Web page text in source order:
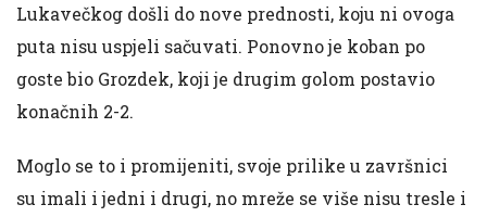
Lukavečkog došli do nove prednosti, koju ni ovoga
puta nisu uspjeli sačuvati. Ponovno je koban po
goste bio Grozdek, koji je drugim golom postavio
konačnih 2-2.
Moglo se to i promijeniti, svoje prilike u završnici
su imali i jedni i drugi, no mreže se više nisu tresle i